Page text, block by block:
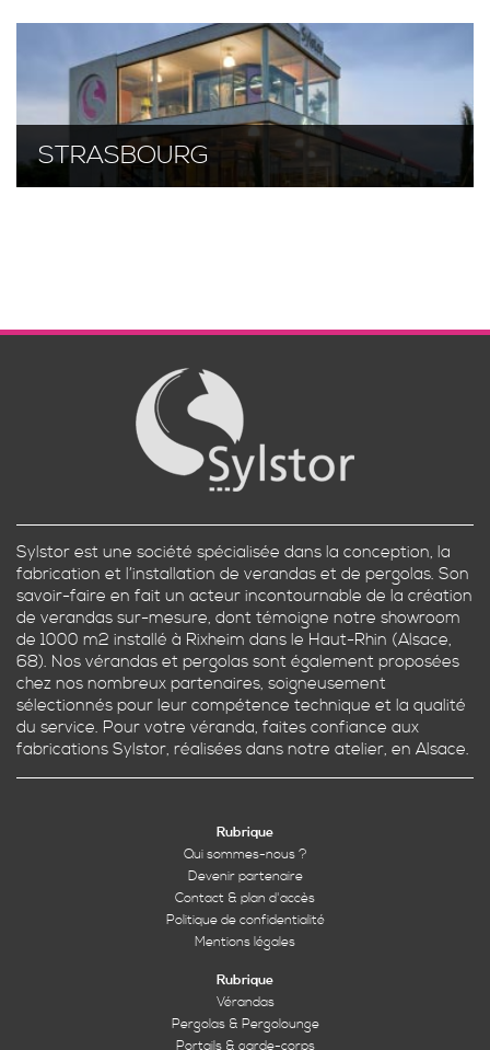
STRASBOURG
Sylstor est une société spécialisée dans la conception, la
fabrication et l’installation de verandas et de pergolas. Son
savoir-faire en fait un acteur incontournable de la création
de verandas sur-mesure, dont témoigne notre showroom
de 1000 m2 installé à Rixheim dans le Haut-Rhin (Alsace,
68). Nos vérandas et pergolas sont également proposées
chez nos nombreux partenaires, soigneusement
sélectionnés pour leur compétence technique et la qualité
du service. Pour votre véranda, faites confiance aux
fabrications Sylstor, réalisées dans notre atelier, en Alsace.
Rubrique
Qui sommes-nous ?
Devenir partenaire
Contact & plan d'accès
Politique de confidentialité
Mentions légales
Rubrique
Vérandas
Pergolas & Pergolounge
Portails & garde-corps